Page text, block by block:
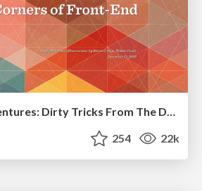
Responsive Adventures: Dirty Tricks From The Dark Corners of Front-End
254 22k